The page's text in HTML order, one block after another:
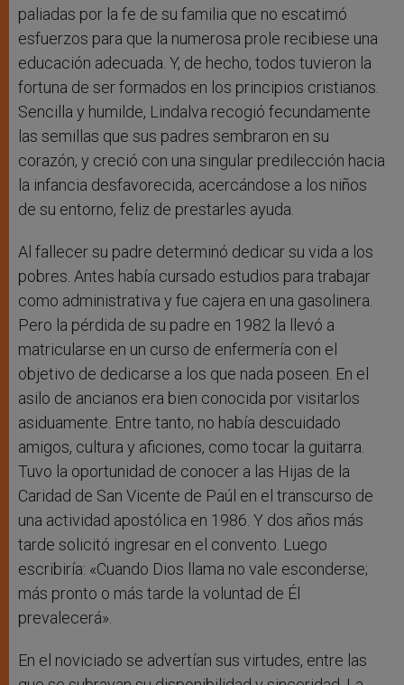
paliadas por la fe de su familia que no escatimó
esfuerzos para que la numerosa prole recibiese una
educación adecuada. Y, de hecho, todos tuvieron la
fortuna de ser formados en los principios cristianos.
Sencilla y humilde, Lindalva recogió fecundamente
las semillas que sus padres sembraron en su
corazón, y creció con una singular predilección hacia
la infancia desfavorecida, acercándose a los niños
de su entorno, feliz de prestarles ayuda.
Al fallecer su padre determinó dedicar su vida a los
pobres. Antes había cursado estudios para trabajar
como administrativa y fue cajera en una gasolinera.
Pero la pérdida de su padre en 1982 la llevó a
matricularse en un curso de enfermería con el
objetivo de dedicarse a los que nada poseen. En el
asilo de ancianos era bien conocida por visitarlos
asiduamente. Entre tanto, no había descuidado
amigos, cultura y aficiones, como tocar la guitarra.
Tuvo la oportunidad de conocer a las Hijas de la
Caridad de San Vicente de Paúl en el transcurso de
una actividad apostólica en 1986. Y dos años más
tarde solicitó ingresar en el convento. Luego
escribiría: «Cuando Dios llama no vale esconderse;
más pronto o más tarde la voluntad de Él
prevalecerá».
En el noviciado se advertían sus virtudes, entre las